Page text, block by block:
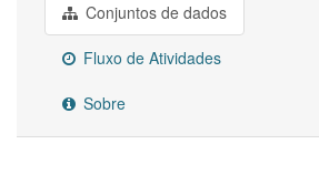
Conjuntos de dados
Fluxo de Atividades
Sobre